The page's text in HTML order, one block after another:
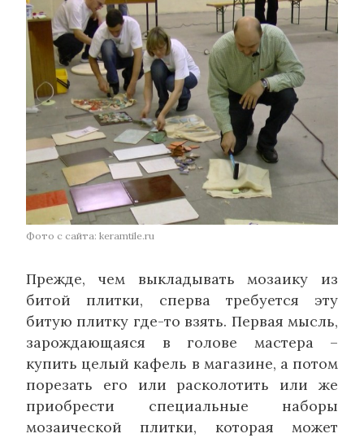
Фото с сайта: keramtile.ru
Прежде, чем выкладывать мозаику из
битой плитки, сперва требуется эту
битую плитку где-то взять. Первая мысль,
зарождающаяся в голове мастера –
купить целый кафель в магазине, а потом
порезать его или расколотить или же
приобрести специальные наборы
мозаической плитки, которая может